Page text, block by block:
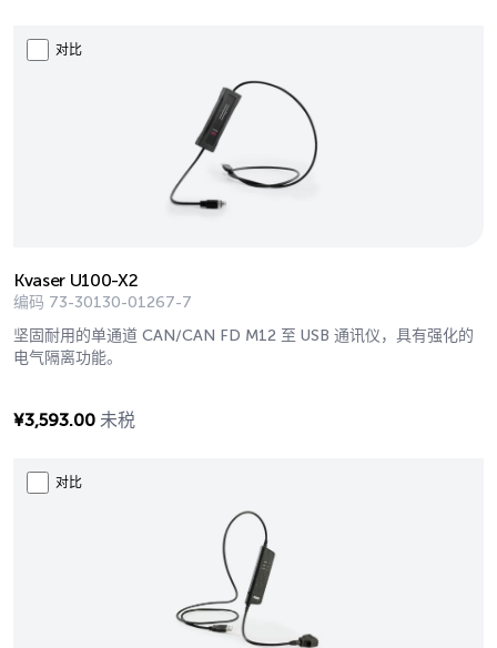
对比
Kvaser U100-X2
编码 73-30130-01267-7
坚固耐用的单通道 CAN/CAN FD M12 至 USB 通讯仪，具有强化的
电气隔离功能。
¥3,593.00 未税
对比